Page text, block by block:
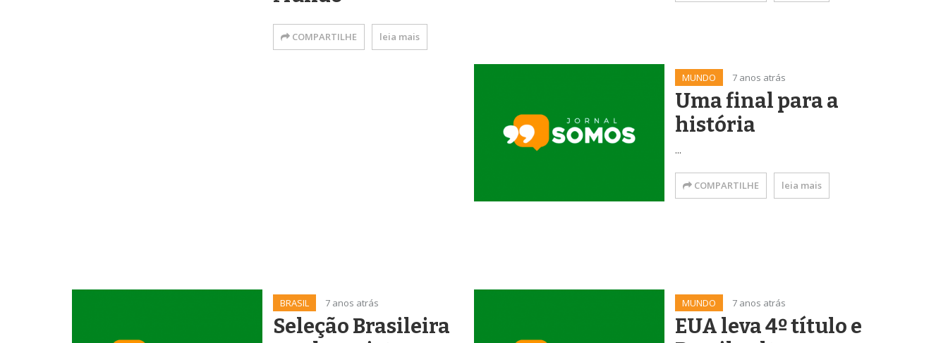
COMPARTILHE leia mais
MUNDO 7 anos atrás
Uma final para a
história
...
COMPARTILHE leia mais
BRASIL 7 anos atrás
Seleção Brasileira
MUNDO 7 anos atrás
EUA leva 4º título e